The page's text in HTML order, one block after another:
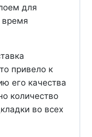
для
время
привело к
его качества
количество
во всех